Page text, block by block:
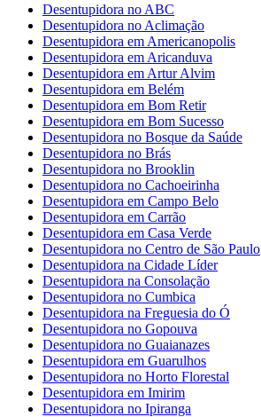
Desentupidora no ABC
Desentupidora no Aclimação
Desentupidora em Americanopolis
Desentupidora em Aricanduva
Desentupidora em Artur Alvim
Desentupidora em Belém
Desentupidora em Bom Retir
Desentupidora em Bom Sucesso
Desentupidora no Bosque da Saúde
Desentupidora no Brás
Desentupidora no Brooklin
Desentupidora no Cachoeirinha
Desentupidora em Campo Belo
Desentupidora em Carrão
Desentupidora em Casa Verde
Desentupidora no Centro de São Paulo
Desentupidora na Cidade Líder
Desentupidora na Consolação
Desentupidora no Cumbica
Desentupidora na Freguesia do Ó
Desentupidora no Gopouva
Desentupidora no Guaianazes
Desentupidora em Guarulhos
Desentupidora no Horto Florestal
Desentupidora em Imirim
Desentupidora no Ipiranga